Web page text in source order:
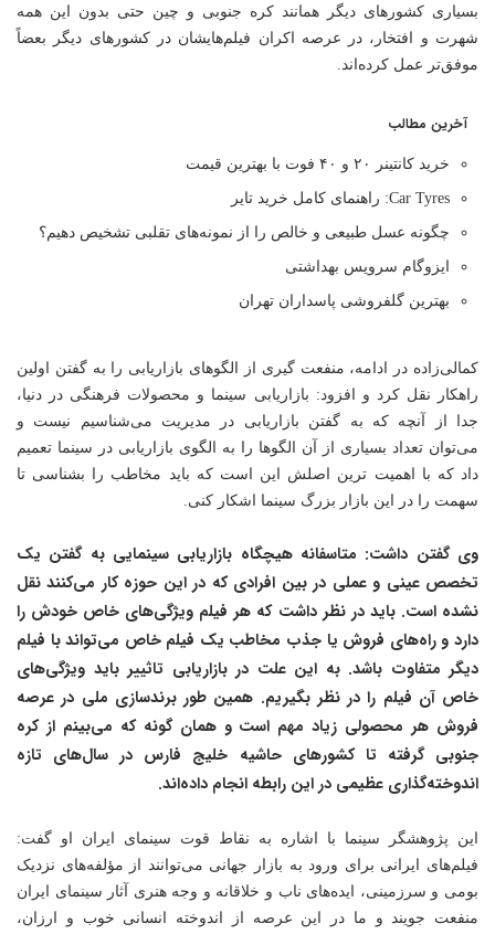
بسیاری کشورهای دیگر همانند کره جنوبی و چین حتی بدون این همه
شهرت و افتخار، در عرصه اکران فیلم‌هایشان در کشورهای دیگر بعضاً
موفق‌تر عمل کرده‌اند.
آخرین مطالب
خرید کانتینر ۲۰ و ۴۰ فوت با بهترین قیمت
Car Tyres: راهنمای کامل خرید تایر
چگونه عسل طبیعی و خالص را از نمونه‌های تقلبی تشخیص دهیم؟
ایزوگام سرویس بهداشتی
بهترین گلفروشی پاسداران تهران
کمالی‌زاده در ادامه، منفعت گیری از الگوهای بازاریابی را به گفتن اولین
راهکار نقل کرد و افزود: بازاریابی سینما و محصولات فرهنگی در دنیا،
جدا از آنچه که به گفتن بازاریابی در مدیریت می‌شناسیم نیست و
می‌توان تعداد بسیاری از آن الگوها را به الگوی بازاریابی در سینما تعمیم
داد که با اهمیت ترین اصلش این است که باید مخاطب را بشناسی تا
سهمت را در این بازار بزرگ سینما اشکار کنی.
وی گفتن داشت: متاسفانه هیچگاه بازاریابی سینمایی به گفتن یک
تخصص عینی و عملی در بین افرادی که در این حوزه کار می‌کنند نقل
نشده است. باید در نظر داشت که هر فیلم ویژگی‌های خاص خودش را
دارد و راه‌های فروش یا جذب مخاطب یک فیلم خاص می‌تواند با فیلم
دیگر متفاوت باشد. به این علت در بازاریابی تاثییر باید ویژگی‌های
خاص آن فیلم را در نظر بگیریم. همین طور برندسازی ملی در عرصه
فروش هر محصولی زیاد مهم است و همان گونه که می‌بینم از کره
جنوبی گرفته تا کشورهای حاشیه خلیج فارس در سال‌های تازه
اندوخته‌گذاری عظیمی در این رابطه انجام داده‌اند.
این پژوهشگر سینما با اشاره به نقاط قوت سینمای ایران او گفت:
فیلم‌های ایرانی برای ورود به بازار جهانی می‌توانند از مؤلفه‌های نزدیک
بومی و سرزمینی، ایده‌های ناب و خلاقانه و وجه هنری آثار سینمای ایران
منفعت جویند و ما در این عرصه از اندوخته انسانی خوب و ارزان،